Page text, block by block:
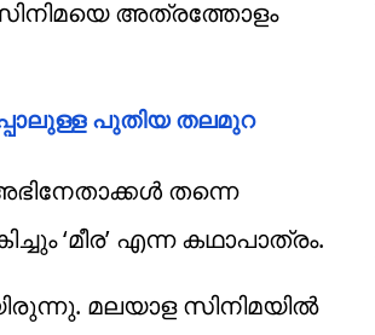
അത്രത്തോളം
പുതിയ തലമുറ
തന്നെ
‘മീര’ എന്ന കഥാപാത്രം.
മലയാള സിനിമയിൽ